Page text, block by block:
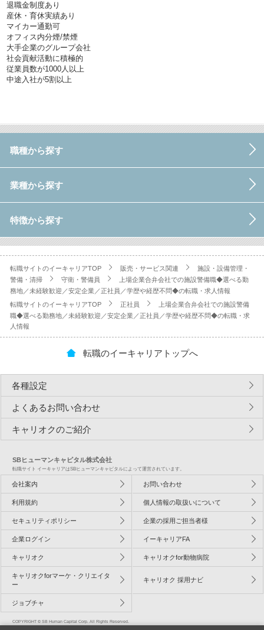
退職金制度あり
産休・育休実績あり
マイカー通勤可
オフィス内分煙/禁煙
大手企業のグループ会社
社会貢献活動に積極的
従業員数が1000人以上
中途入社が5割以上
職種から探す
業種から探す
特徴から探す
転職サイトのイーキャリアTOP 販売・サービス関連
施設・設備管理・
警備・清掃
守衛・警備員
上場企業合弁会社での施設警備職◆選べる勤
務地／未経験歓迎／安定企業／正社員／学歴や経歴不問◆の転職・求人情報
転職サイトのイーキャリアTOP
正社員
上場企業合弁会社での施設警備
職◆選べる勤務地／未経験歓迎／安定企業／正社員／学歴や経歴不問◆の転職・求
人情報
転職のイーキャリアトップへ
各種設定
よくあるお問い合わせ
キャリオクのご紹介
SBヒューマンキャピタル株式会社
転職サイト イーキャリアはSBヒューマンキャピタルによって運営されています。
会社案内 お問い合わせ
利用規約 個人情報の取扱いについて
セキュリティポリシー 企業の採用ご担当者様
企業ログイン イーキャリアFA
キャリオク キャリオクfor動物病院
キャリオクforマーケ・クリエイタ
ー
キャリオク 採用ナビ
ジョブチャ
COPYRIGHT © SB Human Capital Corp. All Rights Reserved.